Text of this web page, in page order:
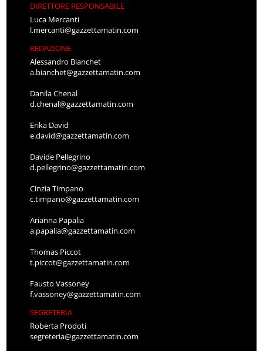
DIRETTORE RESPONSABILE
Luca Mercanti
l.mercanti@gazzettamatin.com
REDAZIONE
Alessandro Bianchet
a.bianchet@gazzettamatin.com
Danila Chenal
d.chenal@gazzettamatin.com
Erika David
e.david@gazzettamatin.com
Davide Pellegrino
d.pellegrino@gazzettamatin.com
Cinzia Timpano
c.timpano@gazzettamatin.com
Arianna Papalia
a.papalia@gazzettamatin.com
Thomas Piccot
t.piccot@gazzettamatin.com
Fausto Vassoney
f.vassoney@gazzettamatin.com
SEGRETERIA
Roberta Prodoti
segreteria@gazzettamatin.com